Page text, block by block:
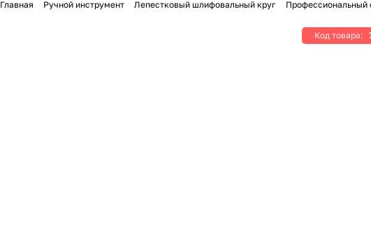
Главная Ручной инструмент Лепестковый шлифовальный круг Профессиональный
Код товара: